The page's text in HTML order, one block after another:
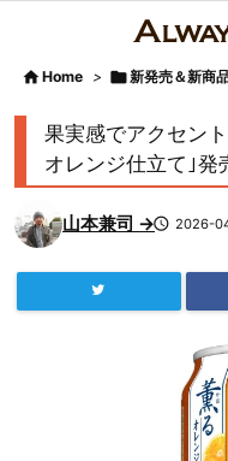
 Home > 新発売＆新商
果実感でアクセン
オレンジ仕立て｣発
山本兼司 → 2026-